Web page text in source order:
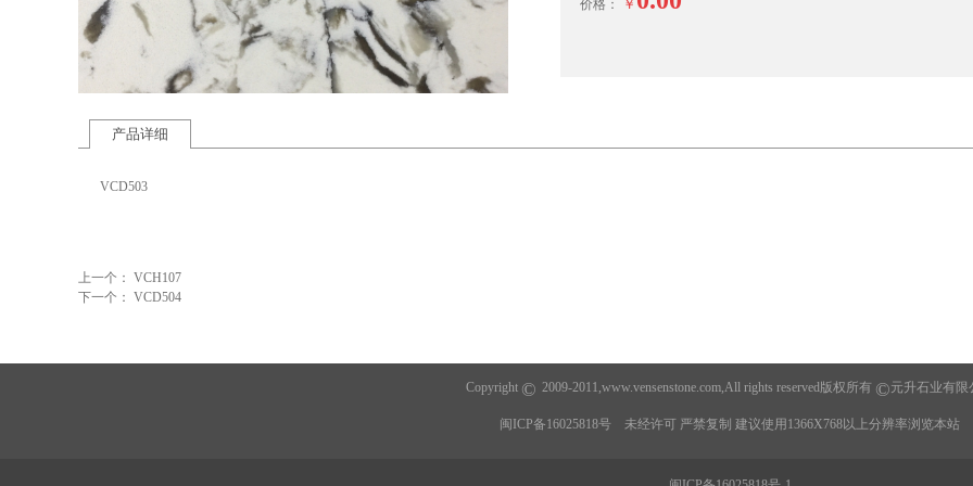
价格： ￥
产品详细
VCD503
上一个： VCH107
下一个： VCD504
Copyright © 2009-2011,www.vensenstone.com,All rights reserved版权所有 ©元升石业有限
闽ICP备16025818号 未经许可 严禁复制 建议使用1366X768以上分辨率浏览本站